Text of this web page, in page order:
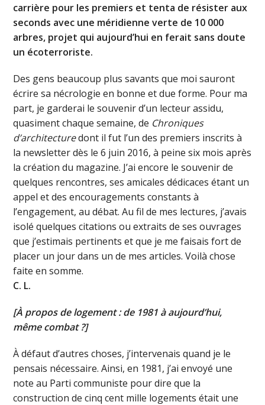
carrière pour les premiers et tenta de résister aux
seconds avec une méridienne verte de 10 000
arbres, projet qui aujourd’hui en ferait sans doute
un écoterroriste.
Des gens beaucoup plus savants que moi sauront
écrire sa nécrologie en bonne et due forme. Pour ma
part, je garderai le souvenir d’un lecteur assidu,
quasiment chaque semaine, de Chroniques
d’architecturedont il fut l’un des premiers inscrits à
la newsletter dès le 6 juin 2016, à peine six mois après
la création du magazine. J’ai encore le souvenir de
quelques rencontres, ses amicales dédicaces étant un
appel et des encouragements constants à
l’engagement, au débat. Au fil de mes lectures, j’avais
isolé quelques citations ou extraits de ses ouvrages
que j’estimais pertinents et que je me faisais fort de
placer un jour dans un de mes articles. Voilà chose
faite en somme.
C. L.
[À propos de logement : de 1981 à aujourd’hui,
même combat ?]
À défaut d’autres choses, j’intervenais quand je le
pensais nécessaire. Ainsi, en 1981, j’ai envoyé une
note au Parti communiste pour dire que la
construction de cinq cent mille logements était une